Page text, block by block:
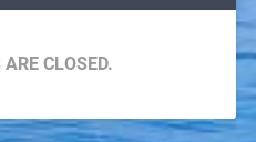
CLOSED.